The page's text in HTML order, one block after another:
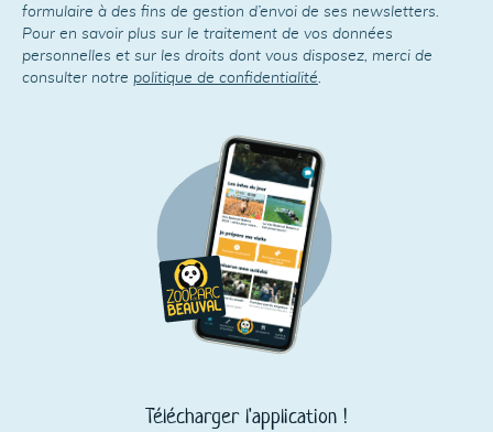
formulaire à des fins de gestion d’envoi de ses newsletters.
Pour en savoir plus sur le traitement de vos données
personnelles et sur les droits dont vous disposez, merci de
consulter notre politique de confidentialité.
Télécharger l'application !